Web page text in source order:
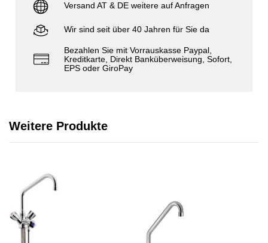
Versand AT & DE weitere auf Anfragen
Wir sind seit über 40 Jahren für Sie da
Bezahlen Sie mit Vorrauskasse Paypal,
Kreditkarte, Direkt Banküberweisung, Sofort,
EPS oder GiroPay
Weitere Produkte